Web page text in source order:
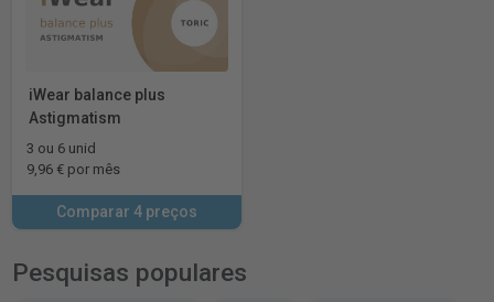
iWear balance plus
Astigmatism
3 ou 6 unid
9,96 € por mês
Comparar 4 preços
Pesquisas populares